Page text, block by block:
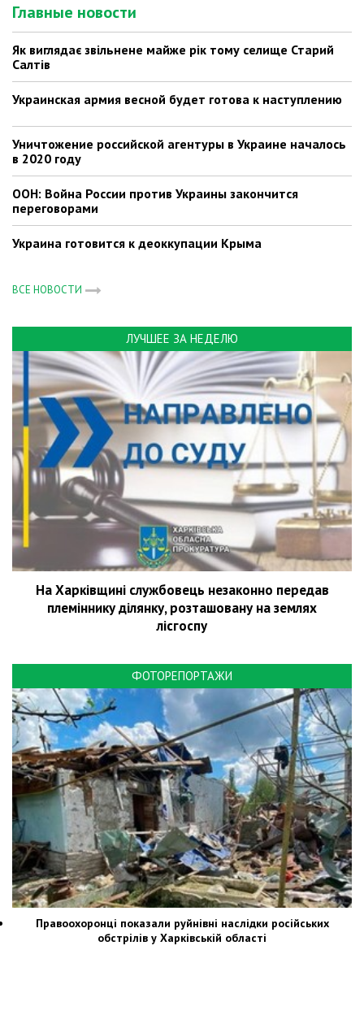
Главные новости
Як виглядає звільнене майже рік тому селище Старий
Салтів
Украинская армия весной будет готова к наступлению
Уничтожение российской агентуры в Украине началось
в 2020 году
ООН: Война России против Украины закончится
переговорами
Украина готовится к деоккупации Крыма
ВСЕ НОВОСТИ
ЛУЧШЕЕ ЗА НЕДЕЛЮ
На Харківщині службовець незаконно передав
племіннику ділянку, розташовану на землях
лісгоспу
ФОТОРЕПОРТАЖИ
Правоохоронці показали руйнівні наслідки російських
обстрілів у Харківській області